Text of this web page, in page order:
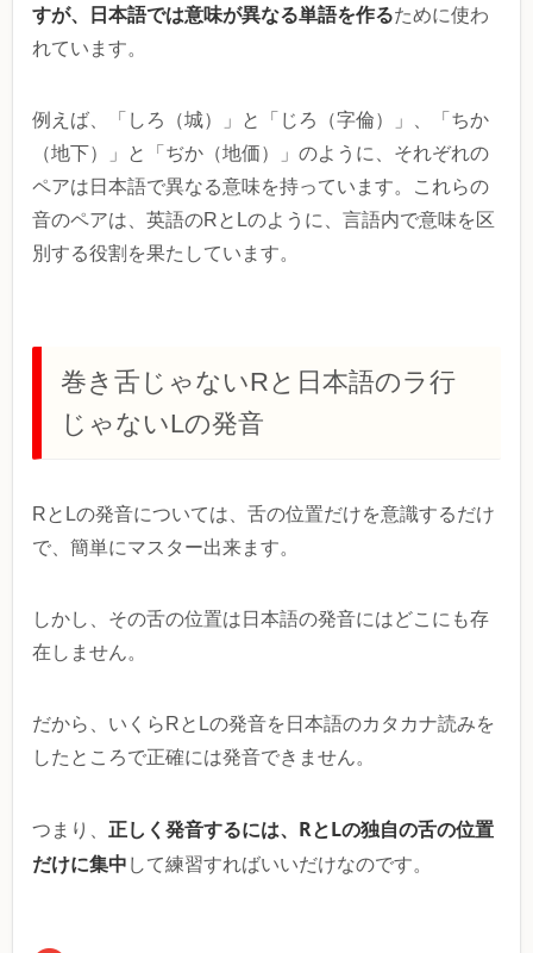
すが、日本語では意味が異なる単語を作るために使わ
れています。
例えば、「しろ（城）」と「じろ（字倫）」、「ちか
（地下）」と「ぢか（地価）」のように、それぞれの
ペアは日本語で異なる意味を持っています。これらの
音のペアは、英語のRとLのように、言語内で意味を区
別する役割を果たしています。
巻き舌じゃないRと日本語のラ行
じゃないLの発音
RとLの発音については、舌の位置だけを意識するだけ
で、簡単にマスター出来ます。
しかし、その舌の位置は日本語の発音にはどこにも存
在しません。
だから、いくらRとLの発音を日本語のカタカナ読みを
したところで正確には発音できません。
つまり、 正しく発音するには、RとLの独自の舌の位置
だけに集中 して練習すればいいだけなのです。